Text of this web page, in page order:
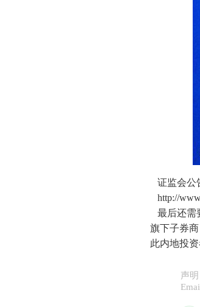
证监会公
http://
最后还需
旗下子券
此内地投
声